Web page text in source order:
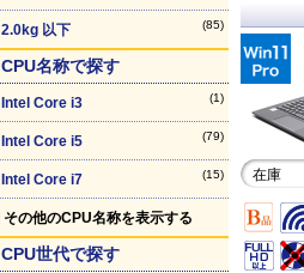
2.0kg 以下 (85)
CPU名称で探す
Intel Core i3 (1)
Intel Core i5 (79)
Intel Core i7 (15)
その他のCPU名称を表示する
CPU世代で探す
在庫